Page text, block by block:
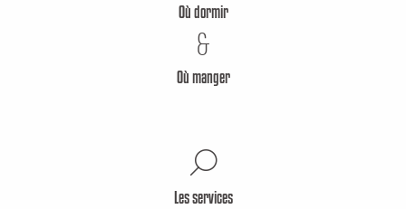
Où dormir
&
Où manger
Les services